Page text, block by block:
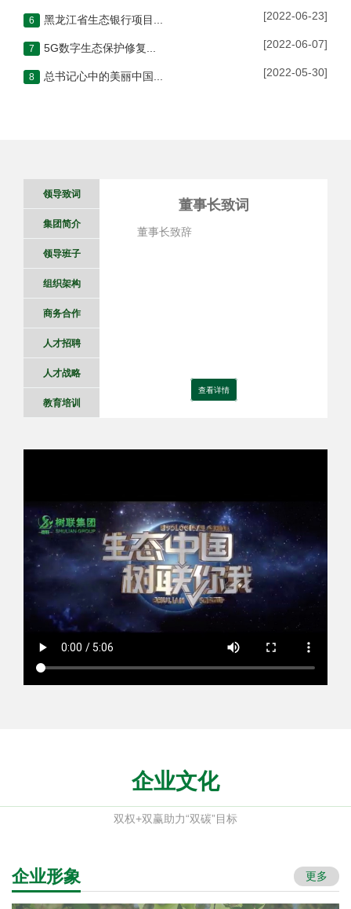
6 [2022-06-23]
7 [2022-06-07]
8 [2022-05-30]
领导致词
集团简介
领导班子
组织架构
商务合作
人才招聘
人才战略
教育培训
董事长致词
董事长致辞
查看详情
滨市林权交易中心 、龙江绿色食品交易
中心等平台机构，集团规划了树联产业
科技板块、生态银行金融板块、树联你
我投资板块 、森林资源收储板块、林业
碳汇开发板块、文旅康养生态板块、林
下种植养殖板块、林产精深加工板块、
中华亲情林人文板块等。同时为相关联
行业企业提供林业经营和生态系统建设
服务、提供碳中和、碳交易等技术服务
查看详情
组织架构
企业文化
双权+双赢助力“双碳”目标
企业形象 更多